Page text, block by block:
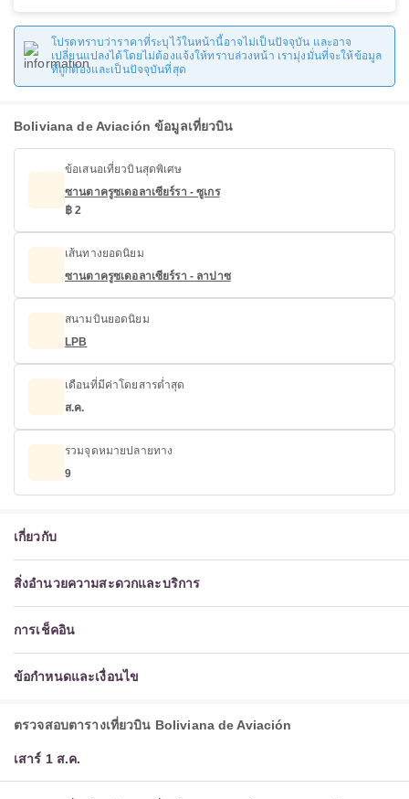
โปรดทราบว่าราคาที่ระบุไว้ในหน้านี้อาจไม่เป็นปัจจุบัน และอาจ
เปลี่ยนแปลงได้โดยไม่ต้องแจ้งให้ทราบล่วงหน้า เรามุ่งมั่นที่จะให้ข้อมูล
ที่ถูกต้องและเป็นปัจจุบันที่สุด
Boliviana de Aviación ข้อมูลเที่ยวบิน
ข้อเสนอเที่ยวบินสุดพิเศษ
ซานตาครูซเดอลาเซียร์รา - ซูเกร
฿ 2
เส้นทางยอดนิยม
ซานตาครูซเดอลาเซียร์รา - ลาปาซ
สนามบินยอดนิยม
LPB
เดือนที่มีค่าโดยสารต่ำสุด
ส.ค.
รวมจุดหมายปลายทาง
9
เกี่ยวกับ
สิ่งอำนวยความสะดวกและบริการ
การเช็คอิน
ข้อกำหนดและเงื่อนไข
ตรวจสอบตารางเที่ยวบิน Boliviana de Aviación
เสาร์ 1 ส.ค.